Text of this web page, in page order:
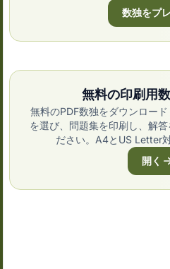
数独をプ
無料の印刷用
無料のPDF数独をダウンロー
を選び、問題集を印刷し、解
ださい。A4とUS Letter
開く